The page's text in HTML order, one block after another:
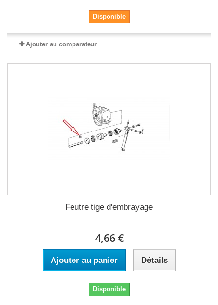
Disponible
Ajouter au comparateur
Feutre tige d'embrayage
4,66 €
Ajouter au panier Détails
Disponible